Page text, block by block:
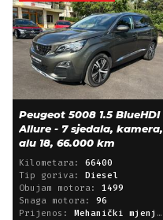
Peugeot 5008 1.5 BlueHDI
Allure - 7 sjedala, kamera,
alu 18, 66.000 km
Kilometara: 66400
Tip goriva:
Diesel
Obujam motora: 1499
Snaga motora: 96
Prijenos:
Mehanički mjenjač